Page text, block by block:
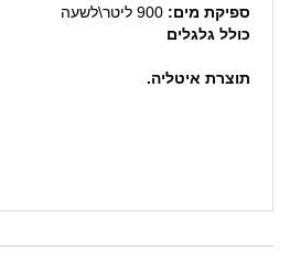
ספיקת מים: 900 ליטר\לשעה
כולל גלגלים
תוצרת איטליה.